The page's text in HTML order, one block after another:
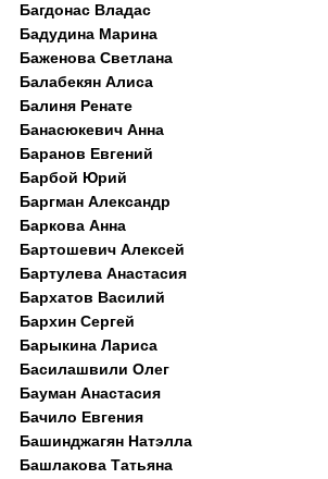
Багдонас Владас
Бадудина Марина
Баженова Светлана
Балабекян Алиса
Балиня Ренате
Банасюкевич Анна
Баранов Евгений
Барбой Юрий
Баргман Александр
Баркова Анна
Бартошевич Алексей
Бартулева Анастасия
Бархатов Василий
Бархин Сергей
Барыкина Лариса
Басилашвили Олег
Бауман Анастасия
Бачило Евгения
Башинджагян Натэлла
Башлакова Татьяна